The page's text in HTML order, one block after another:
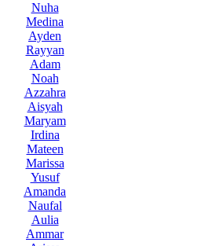
Nuha
Medina
Ayden
Rayyan
Adam
Noah
Azzahra
Aisyah
Maryam
Irdina
Mateen
Marissa
Yusuf
Amanda
Naufal
Aulia
Ammar